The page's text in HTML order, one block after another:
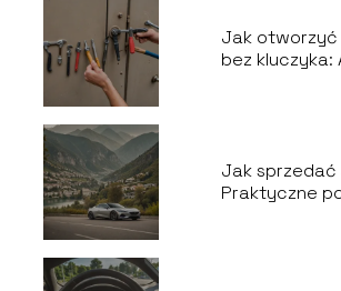
Jak otworzyć
bez kluczyka:
Jak sprzedać
Praktyczne